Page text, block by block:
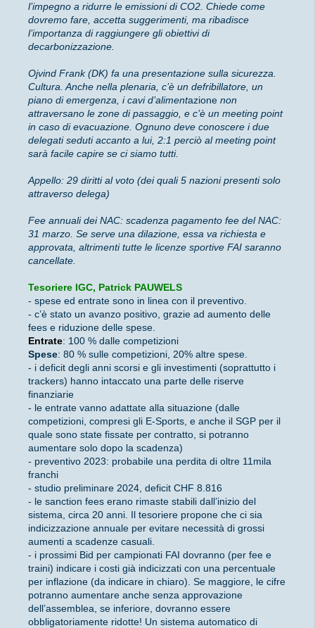
l’impegno a ridurre le emissioni di CO2. Chiede come
dovremo fare, accetta suggerimenti, ma ribadisce
l’importanza di raggiungere gli obiettivi di
decarbonizzazione.
Ojvind Frank (DK) fa una presentazione sulla sicurezza.
Cultura. Anche nella plenaria, c’è un defribillatore, un
piano di emergenza, i cavi d’alimentazione non
attraversano le zone di passaggio, e c’è un meeting point
in caso di evacuazione. Ognuno deve conoscere i due
delegati seduti accanto a lui, 2:1 perciò al meeting point
sarà facile capire se ci siamo tutti.
Appello: 29 diritti al voto (dei quali 5 nazioni presenti solo
attraverso delega)
Fee annuali dei NAC: scadenza pagamento fee del NAC:
31 marzo. Se serve una dilazione, essa va richiesta e
approvata, altrimenti tutte le licenze sportive FAI saranno
cancellate.
Tesoriere IGC, Patrick PAUWELS
- spese ed entrate sono in linea con il preventivo.
- c’è stato un avanzo positivo, grazie ad aumento delle
fees e riduzione delle spese.
Entrate: 100 % dalle competizioni
Spese: 80 % sulle competizioni, 20% altre spese.
- i deficit degli anni scorsi e gli investimenti (soprattutto i
trackers) hanno intaccato una parte delle riserve
finanziarie
- le entrate vanno adattate alla situazione (dalle
competizioni, compresi gli E-Sports, e anche il SGP per il
quale sono state fissate per contratto, si potranno
aumentare solo dopo la scadenza)
- preventivo 2023: probabile una perdita di oltre 11mila
franchi
- studio preliminare 2024, deficit CHF 8.816
- le sanction fees erano rimaste stabili dall’inizio del
sistema, circa 20 anni. Il tesoriere propone che ci sia
indicizzazione annuale per evitare necessità di grossi
aumenti a scadenze casuali.
- i prossimi Bid per campionati FAI dovranno (per fee e
traini) indicare i costi già indicizzati con una percentuale
per inflazione (da indicare in chiaro). Se maggiore, le cifre
potranno aumentare anche senza approvazione
dell’assemblea, se inferiore, dovranno essere
obbligatoriamente ridotte! Un sistema automatico di